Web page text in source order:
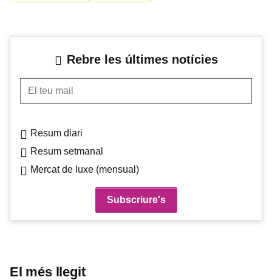
Rebre les últimes notícies
El teu mail
Resum diari
Resum setmanal
Mercat de luxe (mensual)
El més llegit